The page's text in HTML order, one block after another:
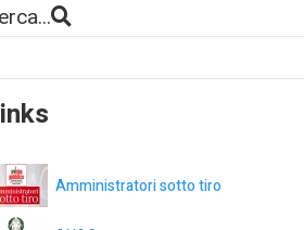
Amministratori sotto tiro